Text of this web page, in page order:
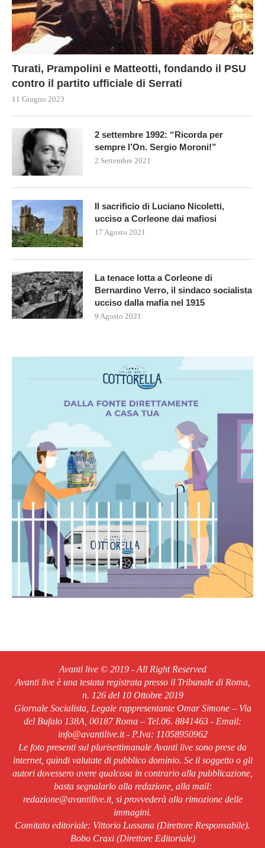
Turati, Prampolini e Matteotti, fondando il PSU
contro il partito ufficiale di Serrati
11 Giugno 2023
2 settembre 1992: “Ricorda per
sempre l’On. Sergio Moroni!”
2 Settembre 2021
Il sacrificio di Luciano Nicoletti,
ucciso a Corleone dai mafiosi
17 Agosto 2021
La tenace lotta a Corleone di
Bernardino Verro, il sindaco socialista
ucciso dalla mafia nel 1915
9 Agosto 2021
Avanti live © 2019 - All Right Reserved
Avanti live è una testata registrata presso il Tribunale di Roma,
n. 126 del 10 Ottobre 2019
Giornale Socialista, Legale rappresentante Omar Simone – Via
del Bufalo 138A, 00187 Roma – Tel.06. 8841463 - Email:
info@avantilive.it - P.Iva: 11058950962
Le foto presenti sul plurisettimanale Avanti live sono prese da
internet, quindi valutate di pubblico dominio. Se il soggetto o gli
autori dovessero avere qualcosa in contrario alla pubblicazione,
basta segnalarlo alla redazione, alla mail:
redazione@avantilive.it, si provvederà alla rimozione delle
immagini.
Comitato editoriale: Vittorio Lussana (Direttore Responsabile).
Bobo Craxi (Direttore Editoriale)